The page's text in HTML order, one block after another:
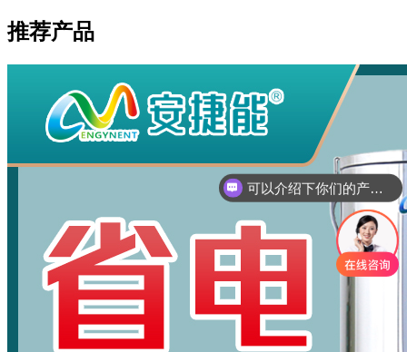
推荐产品
你们是怎么收费的呢？